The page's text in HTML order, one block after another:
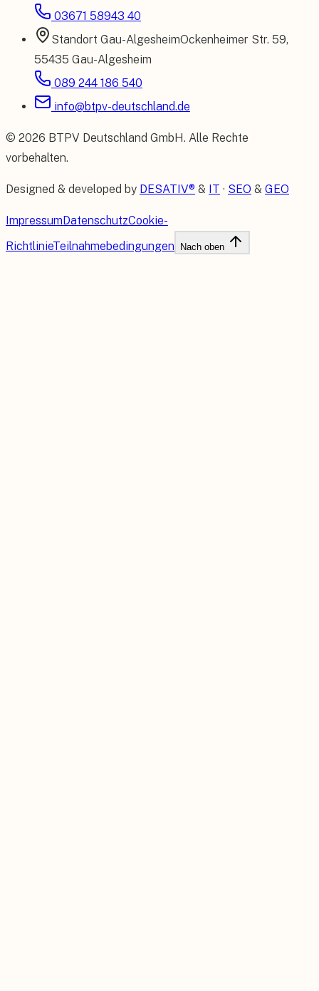
03671 58943 40
Standort Gau-AlgesheimOckenheimer Str. 59,
55435 Gau-Algesheim
089 244 186 540
info@btpv-deutschland.de
© 2026 BTPV Deutschland GmbH. Alle Rechte
vorbehalten.
Designed & developed by DESATIV® & IT · SEO & GEO
ImpressumDatenschutzCookie-
RichtlinieTeilnahmebedingungen Nach oben